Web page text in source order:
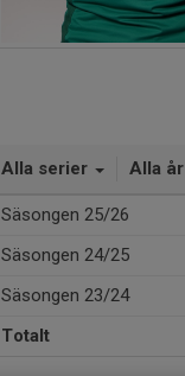
Alla serier Alla år
Säsongen 25/26
Säsongen 24/25
Säsongen 23/24
Totalt